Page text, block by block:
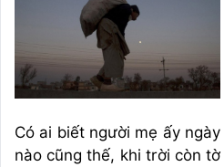
Có ai biết người mẹ ấy ngày
nào cũng thế, khi trời còn tờ